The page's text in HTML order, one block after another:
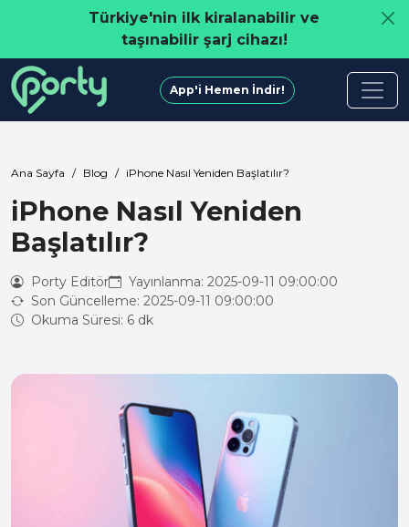
Türkiye'nin ilk kiralanabilir ve
taşınabilir şarj cihazı!
App'i Hemen İndir!
Ana Sayfa Blog iPhone Nasıl Yeniden Başlatılır?
iPhone Nasıl Yeniden
Başlatılır?
Porty Editör
Yayınlanma: 2025-09-11 09:00:00
Son Güncelleme: 2025-09-11 09:00:00
Okuma Süresi: 6 dk